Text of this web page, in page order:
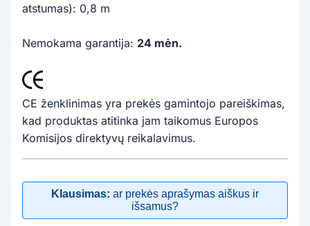
atstumas): 0,8 m
Nemokama garantija: 24 mėn.
CE ženklinimas yra prekės gamintojo pareiškimas,
kad produktas atitinka jam taikomus Europos
Komisijos direktyvų reikalavimus.
Klausimas: ar prekės aprašymas aiškus ir
išsamus?